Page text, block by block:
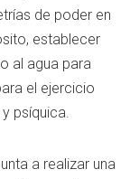
de poder en
establecer
al agua para
el ejercicio
psíquica.
a realizar una